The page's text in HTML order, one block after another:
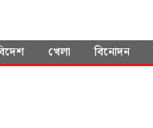
খেলা বিনোদন